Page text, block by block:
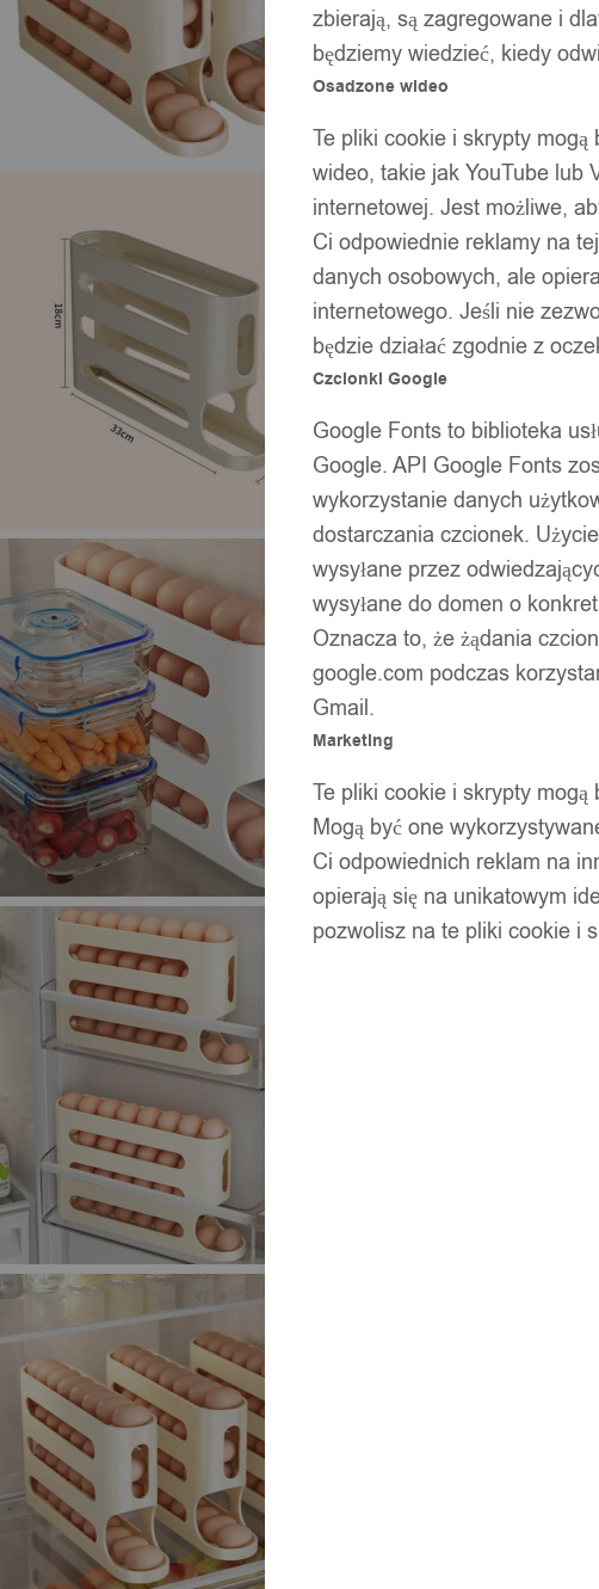
zbierają, są zagregowane i
będziemy wiedzieć, kiedy
Osadzone wideo
Te pliki cookie i skrypty mogą
wideo, takie jak YouTube lub
internetowej. Jest możliwe,
Ci odpowiednie reklamy na
danych osobowych, ale
internetowego. Jeśli nie
będzie działać zgodnie z
Czcionki Google
Google Fonts to biblioteka
Google. API Google Fonts
wykorzystanie danych
dostarczania czcionek.
wysyłane przez
wysyłane do domen o
Oznacza to, że żądania
google.com podczas
Gmail.
Marketing
Te pliki cookie i skrypty
Mogą być one
Ci odpowiednich reklam na
opierają się na unikatowym
pozwolisz na te pliki cookie i